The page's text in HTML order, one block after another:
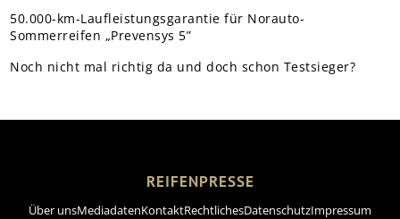
50.000-km-Laufleistungsgarantie für Norauto-
Sommerreifen „Prevensys 5”
Noch nicht mal richtig da und doch schon Testsieger?
REIFENPRESSE
Über unsMediadatenKontaktRechtlichesDatenschutzImpressum